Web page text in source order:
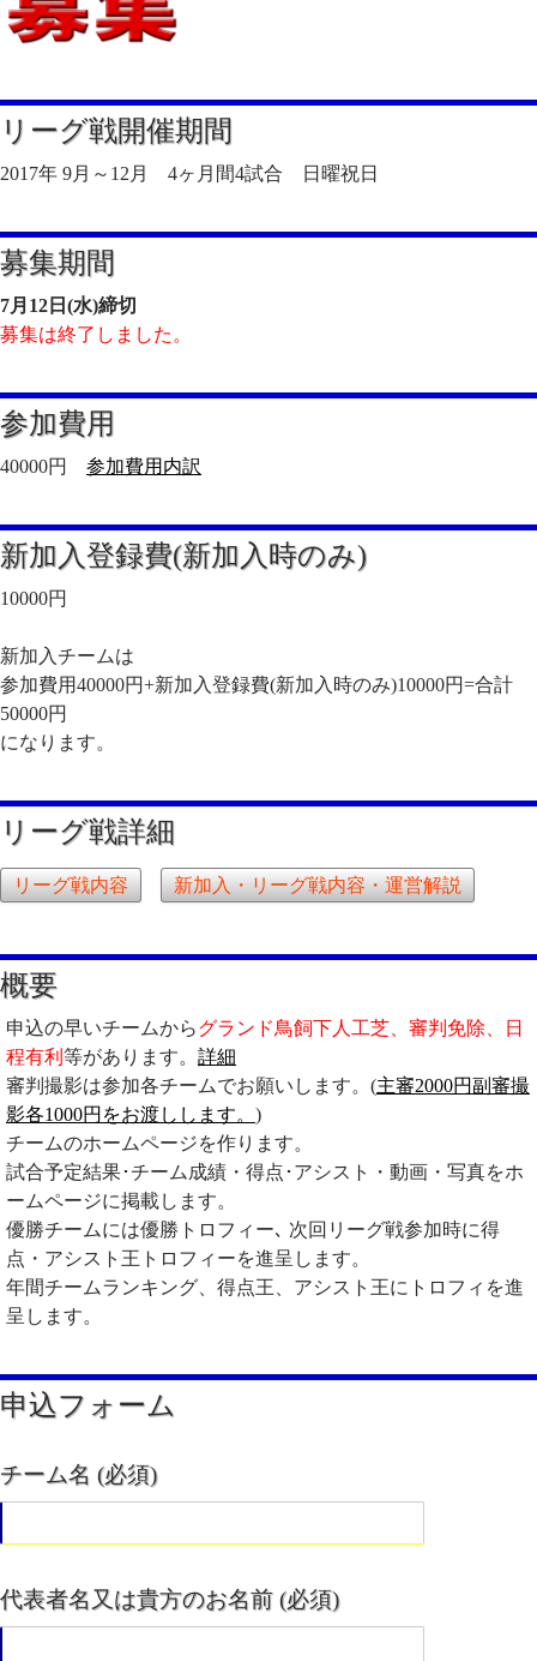
リーグ戦開催期間
2017年 9月～12月 4ヶ月間4試合 日曜祝日
募集期間
7月12日(水)締切
募集は終了しました。
参加費用
40000円 参加費用内訳
新加入登録費(新加入時のみ)
10000円
新加入チームは
参加費用40000円+新加入登録費(新加入時のみ)10000円=合計
50000円
になります。
リーグ戦詳細
リーグ戦内容 新加入・リーグ戦内容・運営解説
概要
申込の早いチームからグランド鳥飼下人工芝、審判免除、日
程有利 等があります。 詳細
審判撮影は参加各チームでお願いします。(主審2000円副審撮
影各1000円をお渡しします。 )
チームのホームページを作ります。
試合予定結果･チーム成績・得点･アシスト・動画・写真をホ
ームページに掲載します。
優勝チームには優勝トロフィー､ 次回リーグ戦参加時に得
点・アシスト王トロフィーを進呈します。
年間チームランキング、得点王、アシスト王にトロフィを進
呈します。
申込フォーム
チーム名 (必須)
代表者名又は貴方のお名前 (必須)